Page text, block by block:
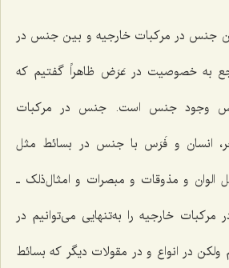
جنس در مركبات خارجیه و بین جنس در
به خصوصیت در عَرَض ظاهراً گفتیم كه
وجود جنس است. جنس در مركبات
انسان و فَرَس با جنس در بسائط مثل
و مذوقات و مبصرات و امثال‌ذلک ـ
خارجیه را به‌تنهایى مى‌توانیم در
در انواع و در مقولات دیگر كه بسائط